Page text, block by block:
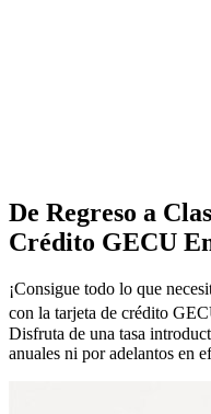
De Regreso a
Crédito GECU
¡Consigue todo lo que
con la tarjeta de crédito
Disfruta de una tasa
anuales ni por adelantos en